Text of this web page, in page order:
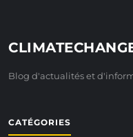
Blog d'actualités et
CATÉGORIES